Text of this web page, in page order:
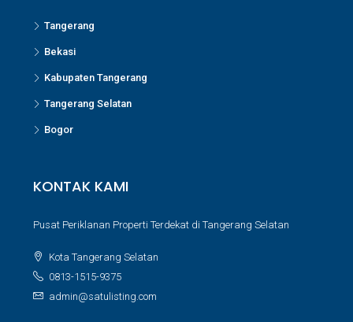
Tangerang
Bekasi
Kabupaten Tangerang
Tangerang Selatan
Bogor
KONTAK KAMI
Pusat Periklanan Properti Terdekat di Tangerang Selatan
Kota Tangerang Selatan
0813-1515-9375
admin@satulisting.com